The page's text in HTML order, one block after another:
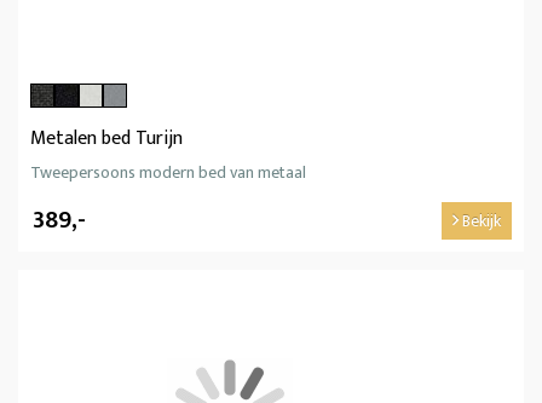
Metalen bed Turijn
Tweepersoons modern bed van metaal
389,- Bekijk